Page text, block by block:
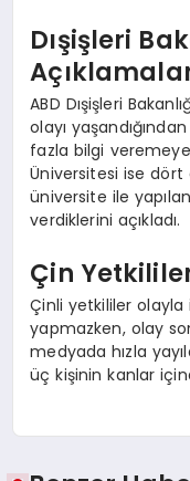
Dışişleri
ABD Dışişleri
olayı
fazla bilgi
Üniversitesi ise dört
üniversite ile
verdiklerini açıkladı.
Çin
Çinli yetkililer olayla
yapmazken, olay
medyada hızla
üç kişinin kanlar